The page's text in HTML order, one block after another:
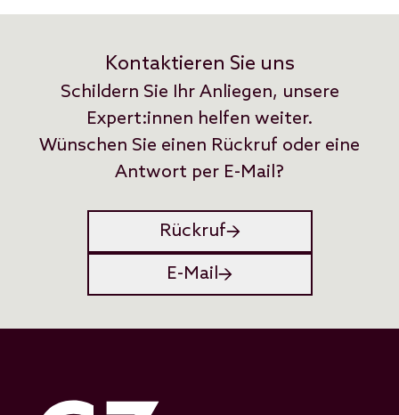
Kontaktieren Sie uns
Schildern Sie Ihr Anliegen, unsere
Expert:innen helfen weiter.
Wünschen Sie einen Rückruf oder eine
Antwort per E-Mail?
Rückruf
E-Mail